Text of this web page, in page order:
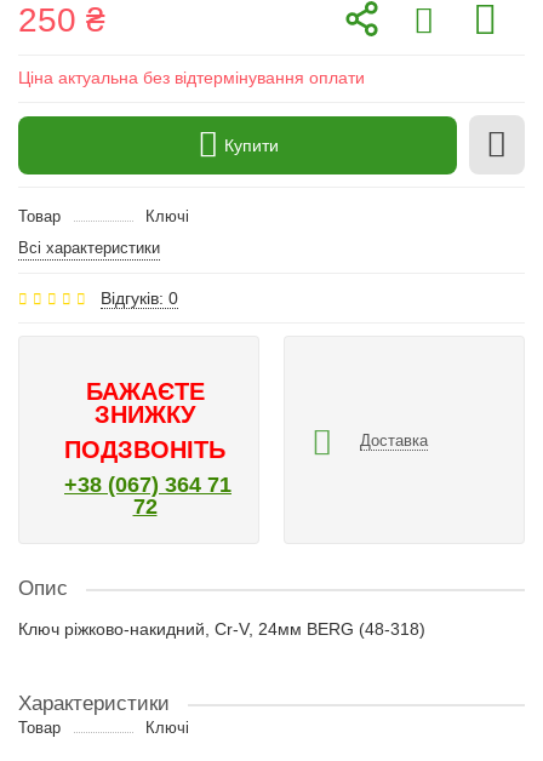
250 ₴
Ціна актуальна без відтермінування оплати
Купити
Товар
Ключі
Всі характеристики
Відгуків: 0
БАЖАЄТЕ
ЗНИЖКУ
ПОДЗВОНІТЬ
+38 (067) 364 71
72
Доставка
Опис
Ключ ріжково-накидний, Cr-V, 24мм BERG (48-318)
Характеристики
Товар Ключі